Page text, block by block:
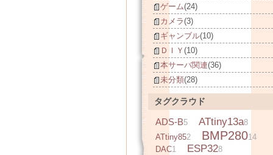
ゲーム(24)
カメラ(3)
ギャンブル(10)
ＤＩＹ (10)
本サーバ関連(36)
未分類(28)
タグクラウド
ADS-B5 ATtiny13a8
ATtiny852 BMP28014
DAC1 ESP328